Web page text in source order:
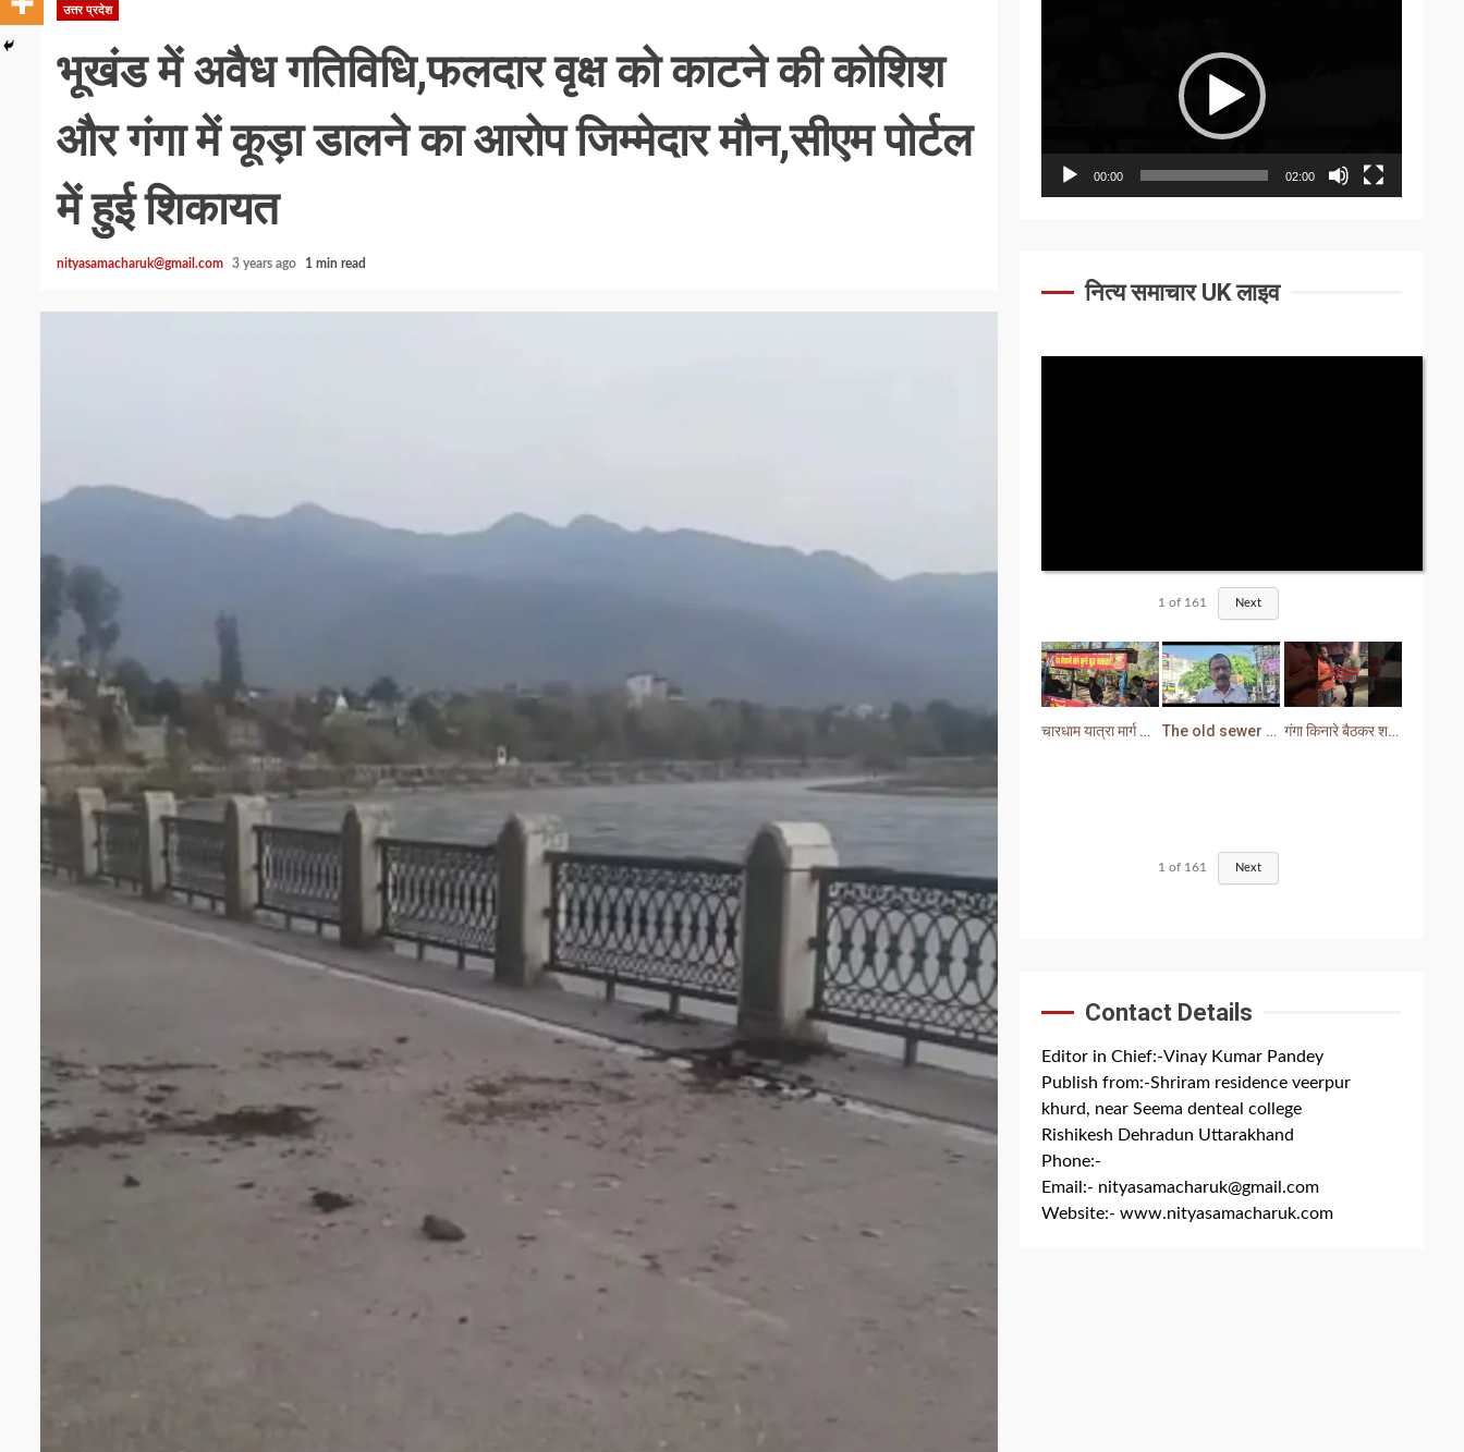
उत्तर प्रदेश
भूखंड में अवैध गतिविधि,फलदार वृक्ष को काटने की कोशिश
और गंगा में कूड़ा डालने का आरोप जिम्मेदार मौन,सीएम पोर्टल
में हुई शिकायत
nityasamacharuk@gmail.com 3 years ago 1 min read
00:00 02:00
नित्य समाचार UK लाइव
1 of 161 Next
चारधाम यात्रा मार्ग से प्रशासन ने हटाया अतिक्रमण The old sewer line has become a problem for the people. Sewer water is entering people's houses. गंगा किनारे बैठकर शराब पीना युवक को पड़ा भारी लोगों ने सिखा दी मर्यादा
1 of 161 Next
Contact Details
Editor in Chief:-Vinay Kumar Pandey
Publish from:-Shriram residence veerpur
khurd, near Seema denteal college
Rishikesh Dehradun Uttarakhand
Phone:-
Email:- nityasamacharuk@gmail.com
Website:- www.nityasamacharuk.com